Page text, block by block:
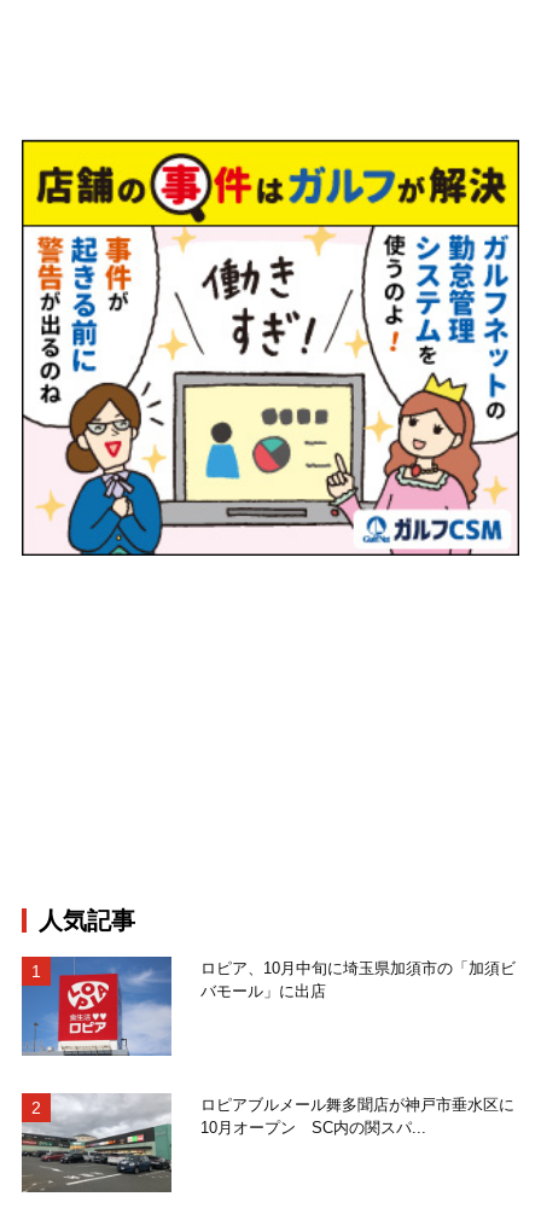
人気記事
ロピア、10月中旬に埼玉県加須市の「加須ビ
バモール」に出店
ロピアブルメール舞多聞店が神戸市垂水区に
10月オープン SC内の関スパ...